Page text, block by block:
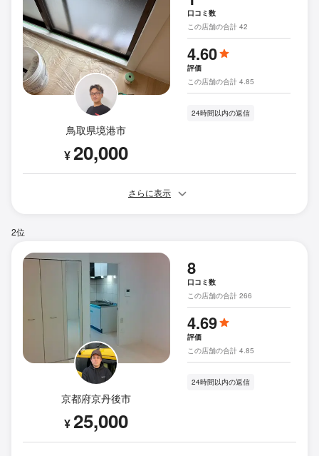
鳥取県境港市
¥20,000
口コミ数
この店舗の合計 42
4.60
評価
この店舗の合計 4.85
24時間以内の返信
さらに表示
2位
京都府京丹後市
¥25,000
8
口コミ数
この店舗の合計 266
4.69
評価
この店舗の合計 4.85
24時間以内の返信